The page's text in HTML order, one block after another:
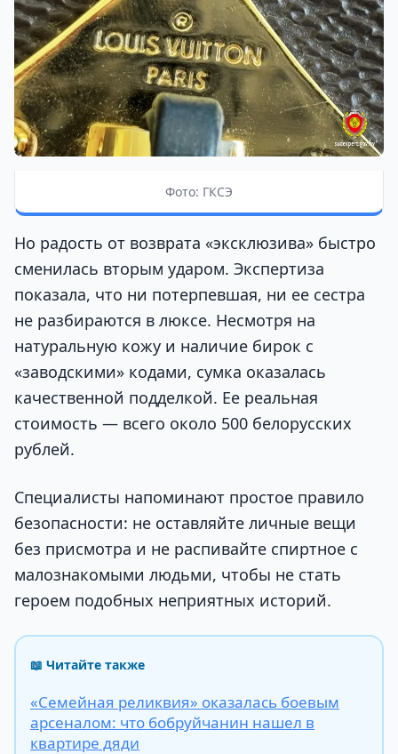
Фото: ГКСЭ
Но радость от возврата «эксклюзива» быстро
сменилась вторым ударом. Экспертиза
показала, что ни потерпевшая, ни ее сестра
не разбираются в люксе. Несмотря на
натуральную кожу и наличие бирок с
«заводскими» кодами, сумка оказалась
качественной подделкой. Ее реальная
стоимость — всего около 500 белорусских
рублей.
Специалисты напоминают простое правило
безопасности: не оставляйте личные вещи
без присмотра и не распивайте спиртное с
малознакомыми людьми, чтобы не стать
героем подобных неприятных историй.
📖 Читайте также
«Семейная реликвия» оказалась боевым
арсеналом: что бобруйчанин нашел в
квартире дяди